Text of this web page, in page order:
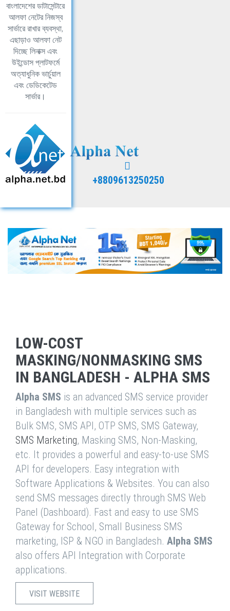
বাংলাদেশের ডাটাসেন্টারে
আলফা নেটের নিজস্ব
সার্ভারে রাখার ব্যবস্থা,
এছাড়াও আলফা নেট
দিচ্ছে লিনাক্স এবং
উইন্ডোস প্লাটফর্মে
অত্যাধুনিক ভার্চুয়াল
এবং ডেডিকেটেড
সার্ভার।
+8809613250250
LOW-COST
MASKING/NONMASKING SMS
IN BANGLADESH - ALPHA SMS
Alpha SMS is an advanced SMS service provider
in Bangladesh with multiple services such as
Bulk SMS, SMS API, OTP SMS, SMS Gateway,
SMS Marketing, Masking SMS, Non-Masking,
etc. It provides a powerful and easy-to-use SMS
API for developers. Easy integration with
Software Applications & Websites. You can also
send SMS messages directly through SMS Web
Panel (Dashboard). Fast and easy to use SMS
Gateway for School, Small Business SMS
marketing, ISP & NGO in Bangladesh. Alpha SMS
also offers API Integration with Corporate
applications.
VISIT WEBSITE